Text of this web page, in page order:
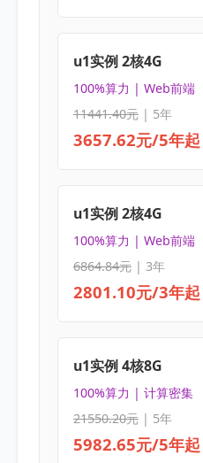
u1实例 2核4G
100%算力 | Web前端
11441.40元| 5年
3657.62元/5年起
u1实例 2核4G
100%算力 | Web前端
6864.84元| 3年
2801.10元/3年起
u1实例 4核8G
100%算力 | 计算密集
21550.20元| 5年
5982.65元/5年起